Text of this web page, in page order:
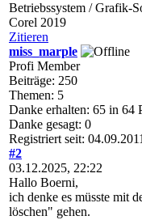
Betriebssystem / Grafik-
Corel 2019
Zitieren
miss_marple
Profi Member
Beiträge: 250
Themen: 5
Danke erhalten: 65 in 64
Danke gesagt: 0
Registriert seit: 04.09.2011
#2
03.12.2025, 22:22
Hallo Boerni,
ich denke es müsste mit
löschen" gehen.